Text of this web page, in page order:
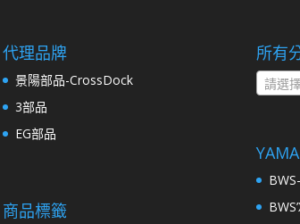
代理品牌
景陽部品-CrossDock
3部品
EG部品
商品標籤
所有
請選